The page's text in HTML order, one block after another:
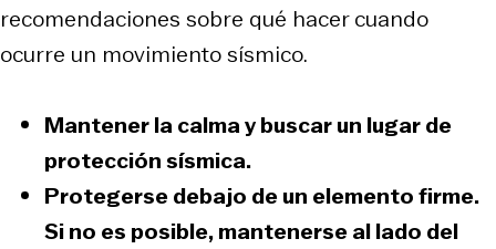
recomendaciones sobre qué hacer cuando
ocurre un movimiento sísmico.
Mantener la calma ybuscar un lugar de
protección sísmica.
Protegerse debajo de un elemento firme.
Si no es posible, mantenerse al lado del